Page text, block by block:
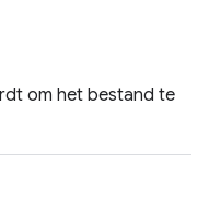
om het bestand te